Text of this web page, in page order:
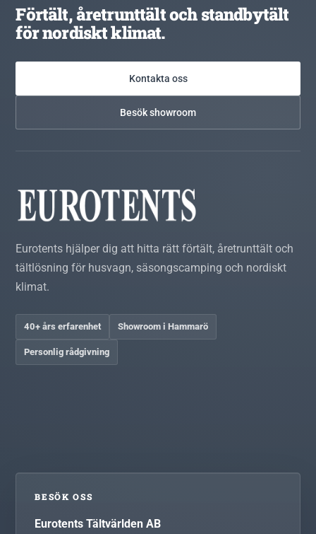
Förtält, åretrunttält och standbytält
för nordiskt klimat.
Kontakta oss
Besök showroom
Eurotents hjälper dig att hitta rätt förtält, åretrunttält och
tältlösning för husvagn, säsongscamping och nordiskt
klimat.
40+ års erfarenhet Showroom i Hammarö
Personlig rådgivning
BESÖK OSS
Eurotents Tältvärlden AB